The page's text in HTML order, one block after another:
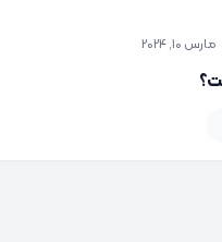
مارس 10, 2024